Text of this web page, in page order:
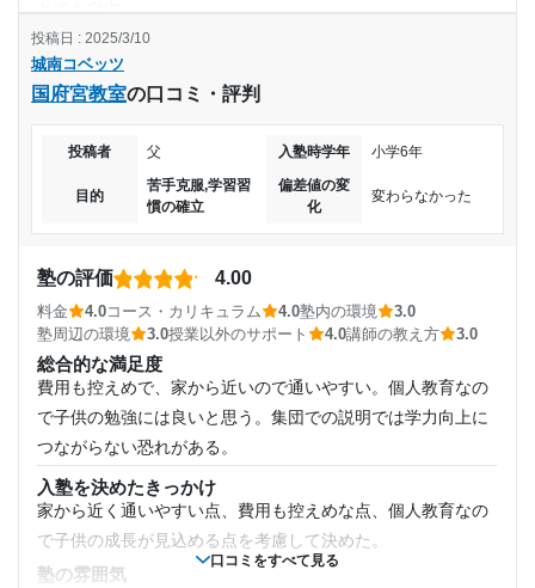
料金
かなり高いと思う。時間数、内容がそこまでではない。夏期
講習や冬季講習となるとさらに高い。いろんなコースを勧め
コース・カリキュラム
個別対応の授業なので、ここのペースで出来、単元は進んで
いくがなかなか身についていないように思う
保護者から見てあまり効果は感じられないが本人は続けたい
と言うので良いのだろうと思うから。
塾内の環境
以前より狭くなり、自習スペースがあまりない。次週に来る
よう言われるが場所がないからと子供は行きたがらない。後
別の机のスペースも窮屈に思う
塾周辺の環境
駅から近くて便利で、駅までは人も多く明るいのでよい。た
だ、自宅とは駅を挟んで反対なので歩くと割と遠い。
授業以外のサポート
(相談・面談、家庭学習のサポート、授業以外のコミュニケーション等)
定期的に面談があり様子が聞けて安心するが、講習の案内が
口コミをすべて見る
城南コベッツ
国府宮教室の口コミ・評判
投稿日 : 2025/3/10
投稿者 父 入塾時学年 小学6年
目的
苦手克服,学習習
慣の確立
偏差値の変
化
変わらなかった
塾の評価 4.00
料金 4.0コース・カリキュラム 4.0塾内の環境
3.0
塾周辺の環境
3.0授業以外のサポート 4.0講師の教え方 3.0
総合的な満足度
費用も控えめで、家から近いので通いやすい。個人教育なの
で子供の勉強には良いと思う。集団での説明では学力向上に
つながらない恐れがある。
入塾を決めたきっかけ
家から近く通いやすい点、費用も控えめな点、個人教育なの
で子供の成長が見込める点を考慮して決めた。
塾の雰囲気